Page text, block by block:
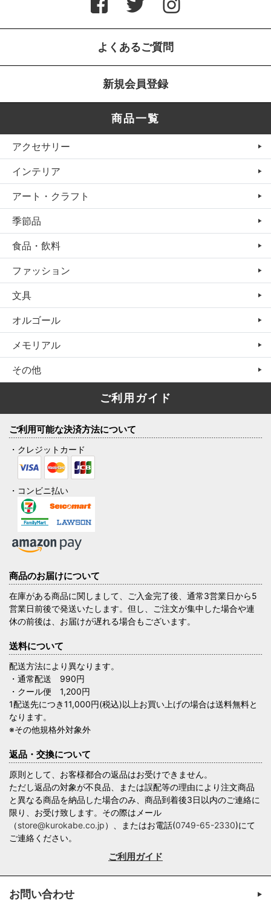
よくあるご質問
新規会員登録
商品一覧
アクセサリー
インテリア
アート・クラフト
季節品
食品・飲料
ファッション
文具
オルゴール
メモリアル
その他
ご利用ガイド
ご利用可能な決済方法について
・クレジットカード
・コンビニ払い
商品のお届けについて
在庫がある商品に関しまして、ご入金完了後、通常3営業日から5
営業日前後で発送いたします。但し、ご注文が集中した場合や連
休の前後は、お届けが遅れる場合もございます。
送料について
配送方法により異なります。
・通常配送 990円
・クール便 1,200円
1配送先につき11,000円(税込)以上お買い上げの場合は送料無料と
なります。
※その他規格外対象外
返品・交換について
原則として、お客様都合の返品はお受けできません。
ただし返品の対象が不良品、または誤配等の理由により注文商品
と異なる商品を納品した場合のみ、商品到着後3日以内のご連絡に
限り、お受け致します。その際はメール
（store@kurokabe.co.jp）、またはお電話(0749-65-2330)にて
ご連絡ください。
ご利用ガイド
お問い合わせ